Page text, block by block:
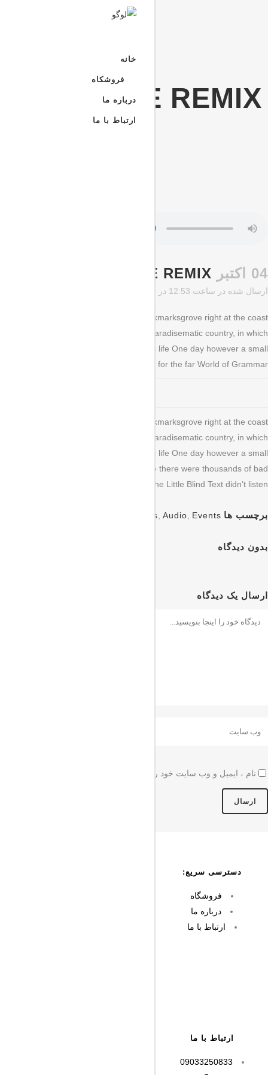
خانه
فروشکاه
درباره ما
ارتباط با ما
THERE REMIX
04 اکتبر
ارسال شده در ساعت 12:53 در Music
blind texts. Separated they live in Bookmarksgrove right at the coast
it with the necessary regelialia. It is a paradisematic country, in which
texts it is an almost unorthographic life One day however a small
name of Lorem Ipsum decided to leave for the far World of Grammar.
blind texts. Separated they live in Bookmarksgrove right at the coast
it with the necessary regelialia. It is a paradisematic country, in which
texts it is an almost unorthographic life One day however a small
advised her not to do so, because there were thousands of bad
Marks and devious Semikoli, but the Little Blind Text didn’t listen.
برچسب ها Articles Audio Events
بدون دیدگاه
ارسال یک دیدگاه
نام ، ایمیل و وب سایت خود را برای بار دیگر که اظهار نظر می کنم در
ارتباط با ما
09033250833
دسترسی سریع:
فروشگاه
درباره ما
ارتباط با ما